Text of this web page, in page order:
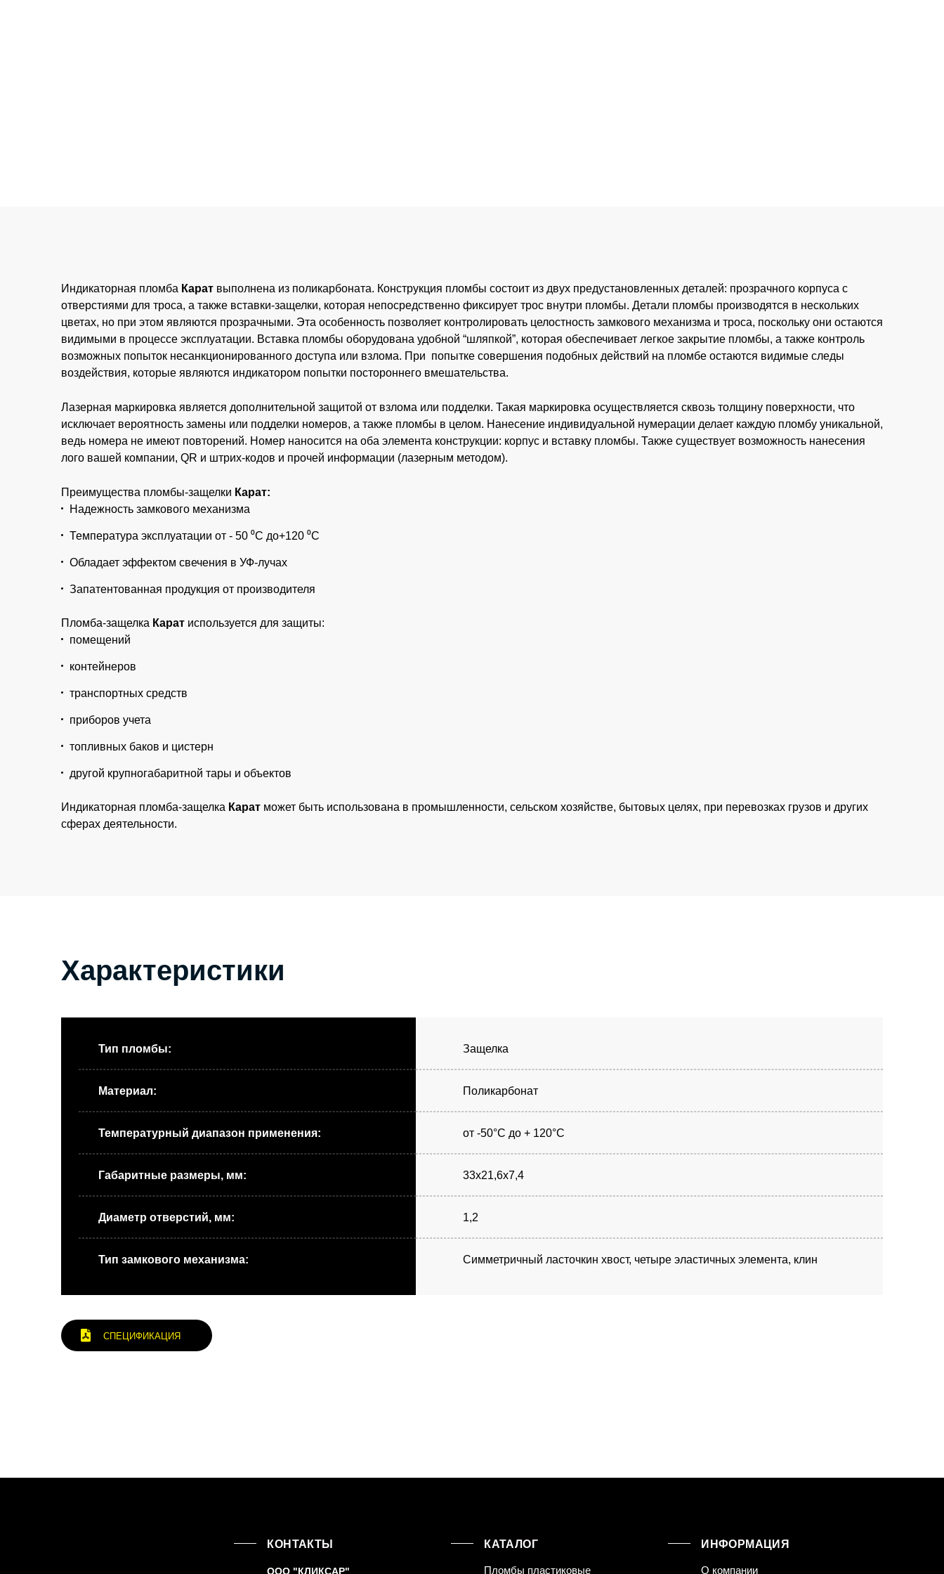
Индикаторная пломба Карат выполнена из поликарбоната. Конструкция пломбы состоит из двух предустановленных деталей: прозрачного корпуса с
отверстиями для троса, а также вставки-защелки, которая непосредственно фиксирует трос внутри пломбы. Детали пломбы производятся в нескольких
цветах, но при этом являются прозрачными. Эта особенность позволяет контролировать целостность замкового механизма и троса, поскольку они остаются
видимыми в процессе эксплуатации. Вставка пломбы оборудована удобной “шляпкой”, которая обеспечивает легкое закрытие пломбы, а также контроль
возможных попыток несанкционированного доступа или взлома. При попытке совершения подобных действий на пломбе остаются видимые следы
воздействия, которые являются индикатором попытки постороннего вмешательства.
Лазерная маркировка является дополнительной защитой от взлома или подделки. Такая маркировка осуществляется сквозь толщину поверхности, что
исключает вероятность замены или подделки номеров, а также пломбы в целом. Нанесение индивидуальной нумерации делает каждую пломбу уникальной,
ведь номера не имеют повторений. Номер наносится на оба элемента конструкции: корпус и вставку пломбы. Также существует возможность нанесения
лого вашей компании, QR и штрих-кодов и прочей информации (лазерным методом).
Преимущества пломбы-защелки Карат:
Надежность замкового механизма
Температура эксплуатации от - 50 ⁰С до+120 ⁰С
Обладает эффектом свечения в УФ-лучах
Запатентованная продукция от производителя
Пломба-защелка Карат используется для защиты:
помещений
контейнеров
транспортных средств
приборов учета
топливных баков и цистерн
другой крупногабаритной тары и объектов
Индикаторная пломба-защелка Карат может быть использована в промышленности, сельском хозяйстве, бытовых целях, при перевозках грузов и других
сферах деятельности.
Характеристики
Тип пломбы: Защелка
Материал: Поликарбонат
Температурный диапазон применения: от -50°С до + 120°С
Габаритные размеры, мм: 33х21,6х7,4
Диаметр отверстий, мм: 1,2
Тип замкового механизма: Симметричный ласточкин хвост, четыре эластичных элемента, клин
СПЕЦИФИКАЦИЯ
КОНТАКТЫ
ООО "КЛИКСАР"
КАТАЛОГ
Пломбы пластиковые
ИНФОРМАЦИЯ
О компании